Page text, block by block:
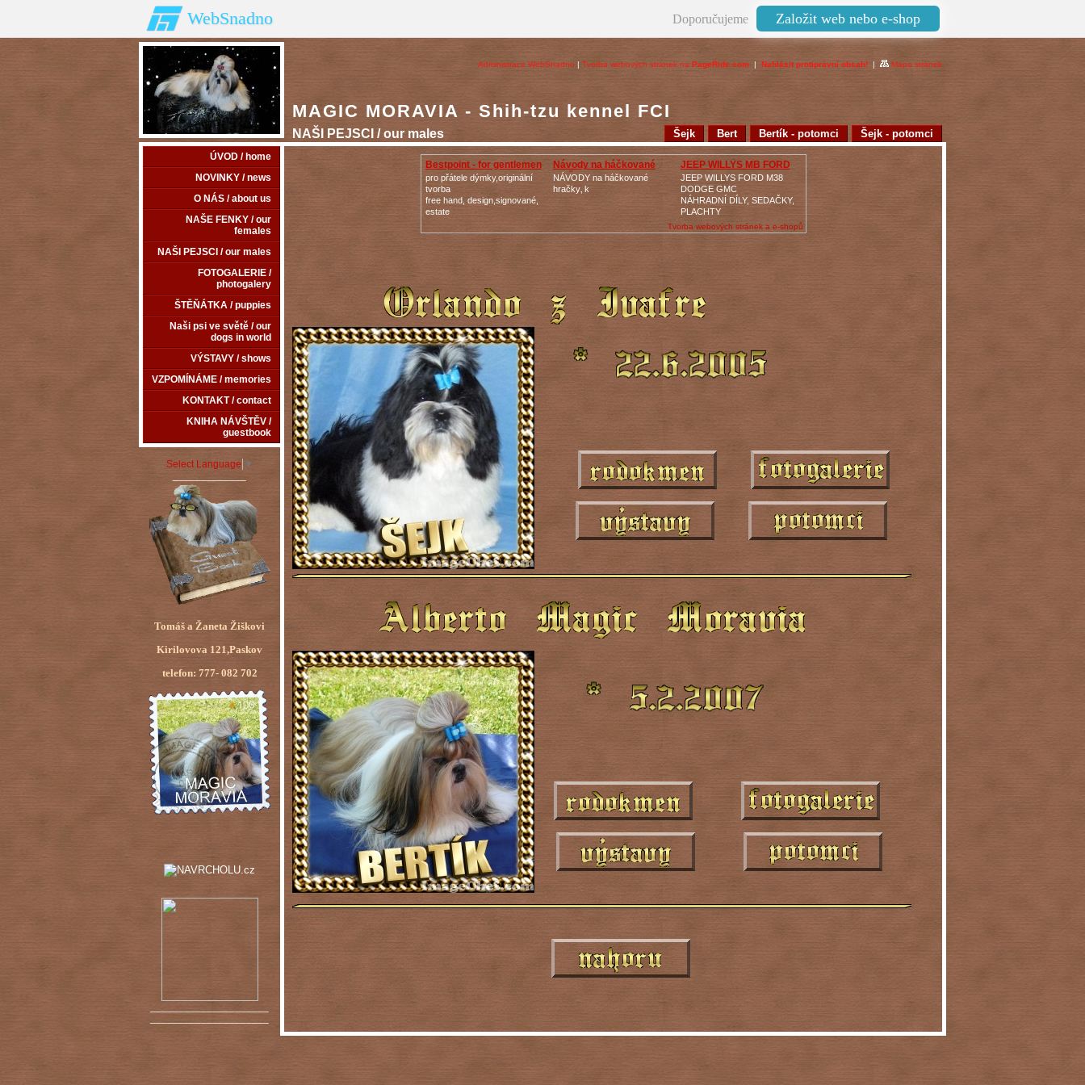
WebSnadno Doporučujeme Založit web nebo e-shop
Administrace WebSnadno | Tvorba webových stránek na PageRide.com | Nahlásit protiprávní obsah! | Mapa stránek
MAGIC MORAVIA - Shih-tzu kennel FCI
NAŠI PEJSCI / our males Šejk - potomci
Bertík - potomci
Bert
Šejk
ÚVOD / home
NOVINKY / news
O NÁS / about us
NAŠE FENKY / our
females
NAŠI PEJSCI / our males
FOTOGALERIE /
photogalery
ŠTĚŇÁTKA / puppies
Naši psi ve světě / our
dogs in world
VÝSTAVY / shows
VZPOMÍNÁME / memories
KONTAKT / contact
KNIHA NÁVŠTĚV /
guestbook
Select Language ▼
Tomáš a Žaneta Žiškovi
Kirilovova 121,Paskov
telefon: 777- 082 702
Bestpoint - for gentlemen
pro přátele dýmky,originální
tvorba
free hand, design,signované,
estate
Návody na háčkované
hračk
NÁVODY na háčkované
hračky‚ k
JEEP WILLYS MB FORD
GPW
JEEP WILLYS FORD M38
DODGE GMC
NÁHRADNÍ DÍLY, SEDAČKY,
PLACHTY
Tvorba webových stránek a e-shopů